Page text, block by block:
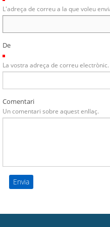
L'adreça de correu a la que voleu
De
La vostra adreça de correu electrònic.
Comentari
Un comentari sobre aquest enllaç.